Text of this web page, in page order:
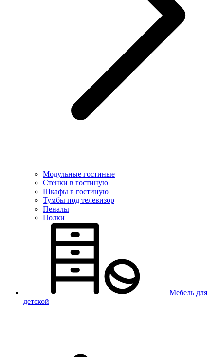
Модульные гостиные
Стенки в гостиную
Шкафы в гостиную
Тумбы под телевизор
Пеналы
Полки
Мебель для
детской